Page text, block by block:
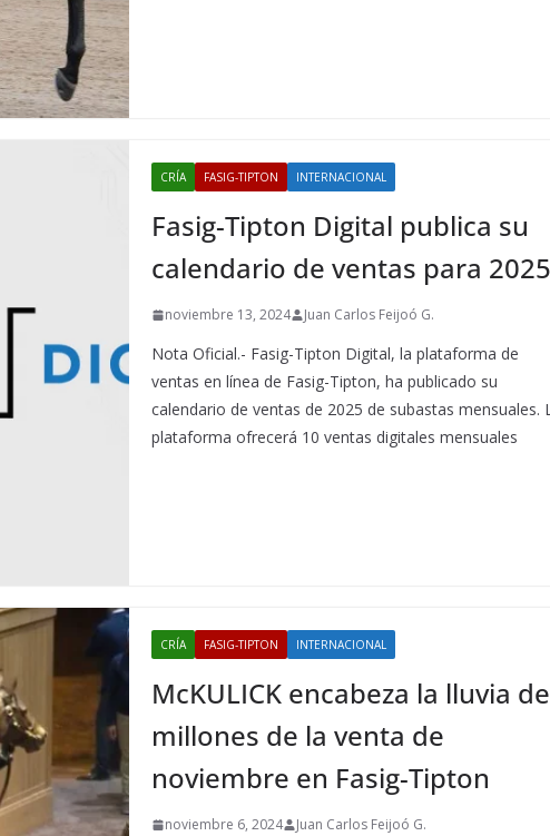
CRÍA FASIG-TIPTON INTERNACIONAL
Fasig-Tipton Digital publica su
calendario de ventas para
noviembre 13, 2024 Juan Carlos Feijoó G.
Nota Oficial.- Fasig-Tipton Digital, la plataforma de
ventas en línea de Fasig-Tipton, ha publicado su
calendario de ventas de 2025 de subastas mensuales.
plataforma ofrecerá 10 ventas digitales mensuales
CRÍA FASIG-TIPTON INTERNACIONAL
McKULICK encabeza la lluvia de
millones de la venta de
noviembre en Fasig-Tipton
noviembre 6, 2024 Juan Carlos Feijoó G.